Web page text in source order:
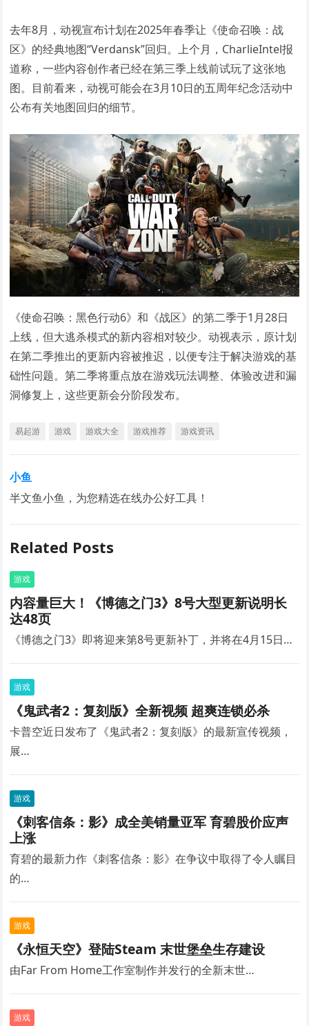
去年8月，动视宣布计划在2025年春季让《使命召唤：战
区》的经典地图“Verdansk”回归。上个月，CharlieIntel报
道称，一些内容创作者已经在第三季上线前试玩了这张地
图。目前看来，动视可能会在3月10日的五周年纪念活动中
公布有关地图回归的细节。
《使命召唤：黑色行动6》和《战区》的第二季于1月28日
上线，但大逃杀模式的新内容相对较少。动视表示，原计划
在第二季推出的更新内容被推迟，以便专注于解决游戏的基
础性问题。第二季将重点放在游戏玩法调整、体验改进和漏
洞修复上，这些更新会分阶段发布。
易起游 游戏 游戏大全 游戏推荐 游戏资讯
小鱼
半文鱼小鱼，为您精选在线办公好工具！
Related Posts
游戏
内容量巨大！《博德之门3》8号大型更新说明长
达48页
《博德之门3》即将迎来第8号更新补丁，并将在4月15日…
游戏
《鬼武者2：复刻版》全新视频 超爽连锁必杀
卡普空近日发布了《鬼武者2：复刻版》的最新宣传视频，
展…
游戏
《刺客信条：影》成全美销量亚军 育碧股价应声
上涨
育碧的最新力作《刺客信条：影》在争议中取得了令人瞩目
的…
游戏
《永恒天空》登陆Steam 末世堡垒生存建设
由Far From Home工作室制作并发行的全新末世…
游戏